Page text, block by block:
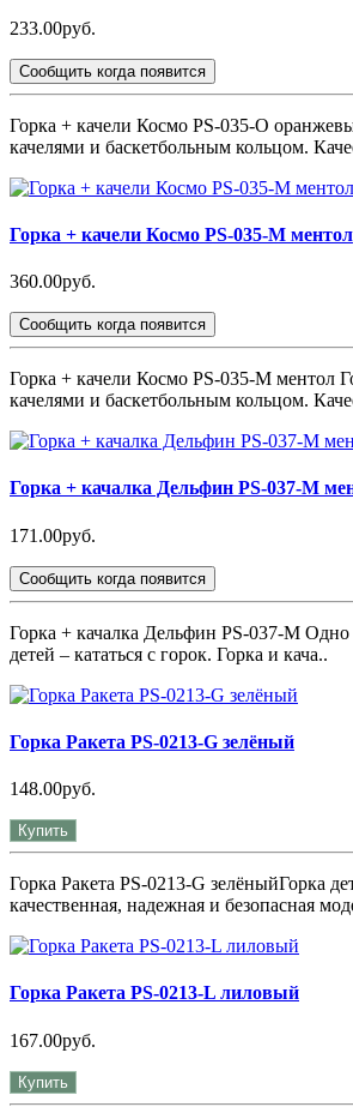
233.00руб.
Сообщить когда появится
Горка + качели Космо PS-035-О
качелями и баскетбольным кольцом.
Горка + качели Космо PS-035-М ментол
360.00руб.
Сообщить когда появится
Горка + качели Космо PS-035-М ментол
качелями и баскетбольным кольцом.
Горка + качалка Дельфин PS-037-М
171.00руб.
Сообщить когда появится
Горка + качалка Дельфин PS-037-М
детей – кататься с горок. Горка и кача..
Горка Ракета PS-0213-G зелёный
148.00руб.
Купить
Горка Ракета PS-0213-G зелёныйГорка
качественная, надежная и безопасная
Горка Ракета PS-0213-L лиловый
167.00руб.
Купить